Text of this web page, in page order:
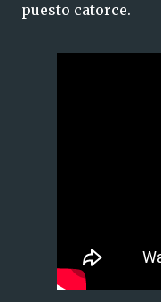
puesto catorce.